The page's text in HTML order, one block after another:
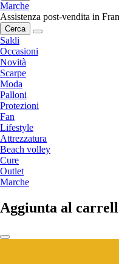
Marche
Assistenza post-vendita in
Cerca
Saldi
Occasioni
Novità
Scarpe
Moda
Palloni
Protezioni
Fan
Lifestyle
Attrezzatura
Beach volley
Cure
Outlet
Marche
Aggiunta al